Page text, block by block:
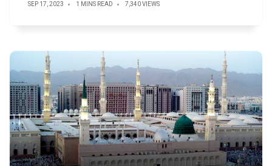
SEP 17, 2023 1 MINS READ 7,340 VIEWS